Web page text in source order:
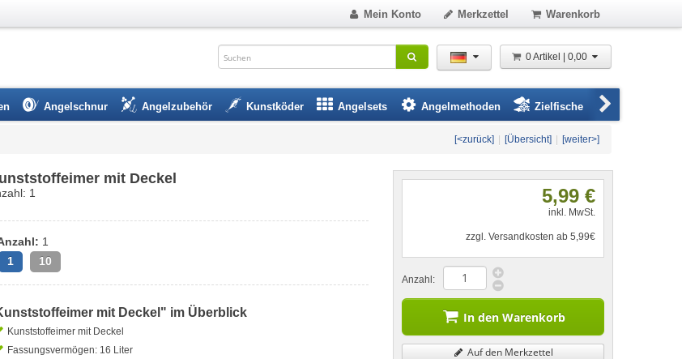
Mein Konto Merkzettel Warenkorb
0 Artikel | 0,00
Angelschnur Angelzubehör Kunstköder Angelsets Angelmethoden Zielfische
[<zurück] [Übersicht] [weiter>]
mit Deckel
1
1
1 10
mit Deckel" im Überblick
Kunststoffeimer mit Deckel
Fassungsvermögen: 16 Liter
5,99 €
inkl. MwSt.
zzgl. Versandkosten ab 5,99€
Anzahl:
In den Warenkorb
Auf den Merkzettel